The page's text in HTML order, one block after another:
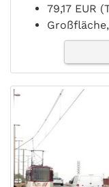
79,17 EUR